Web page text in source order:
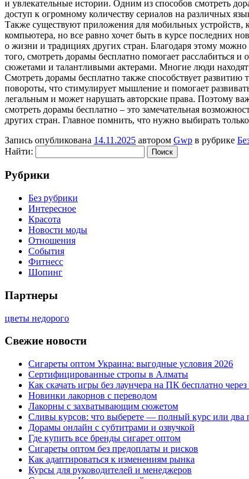
и увлекательные истории. Одним из способов смотреть
доступ к огромному количеству сериалов на различных
Также существуют приложения для мобильных устройств,
компьютера, но все равно хочет быть в курсе последних
о жизни и традициях других стран. Благодаря этому
того, смотреть дорамы бесплатно помогает расслабиться
сюжетами и талантливыми актерами. Многие люди
Смотреть дорамы бесплатно также способствует
повороты, что стимулирует мышление и помогает
легальным и может нарушать авторские права. Поэтому
смотреть дорамы бесплатно – это замечательная
других стран. Главное помнить, что нужно выбирать
Запись опубликована 14.11.2025 автором Gwp в рубрике
Найти:
Рубрики
Без рубрики
Интересное
Красота
Новости моды
Отношения
События
Фитнесс
Шопинг
Партнеры
цветы недорого
Свежие новости
Сигареты оптом Украина: выгодные условия 2026
Сертифицированные стропы в Алматы
Как скачать игры без лаунчера на ПК бесплатно
Новинки лакорнов с переводом
Лакорны с захватывающим сюжетом
Сливы курсов: что выберете — полный курс или два
Дорамы онлайн с субтитрами и озвучкой
Где купить все бренды сигарет оптом
Сигареты оптом без предоплаты и рисков
Как адаптироваться к изменениям рынка
Курсы для руководителей и менеджеров